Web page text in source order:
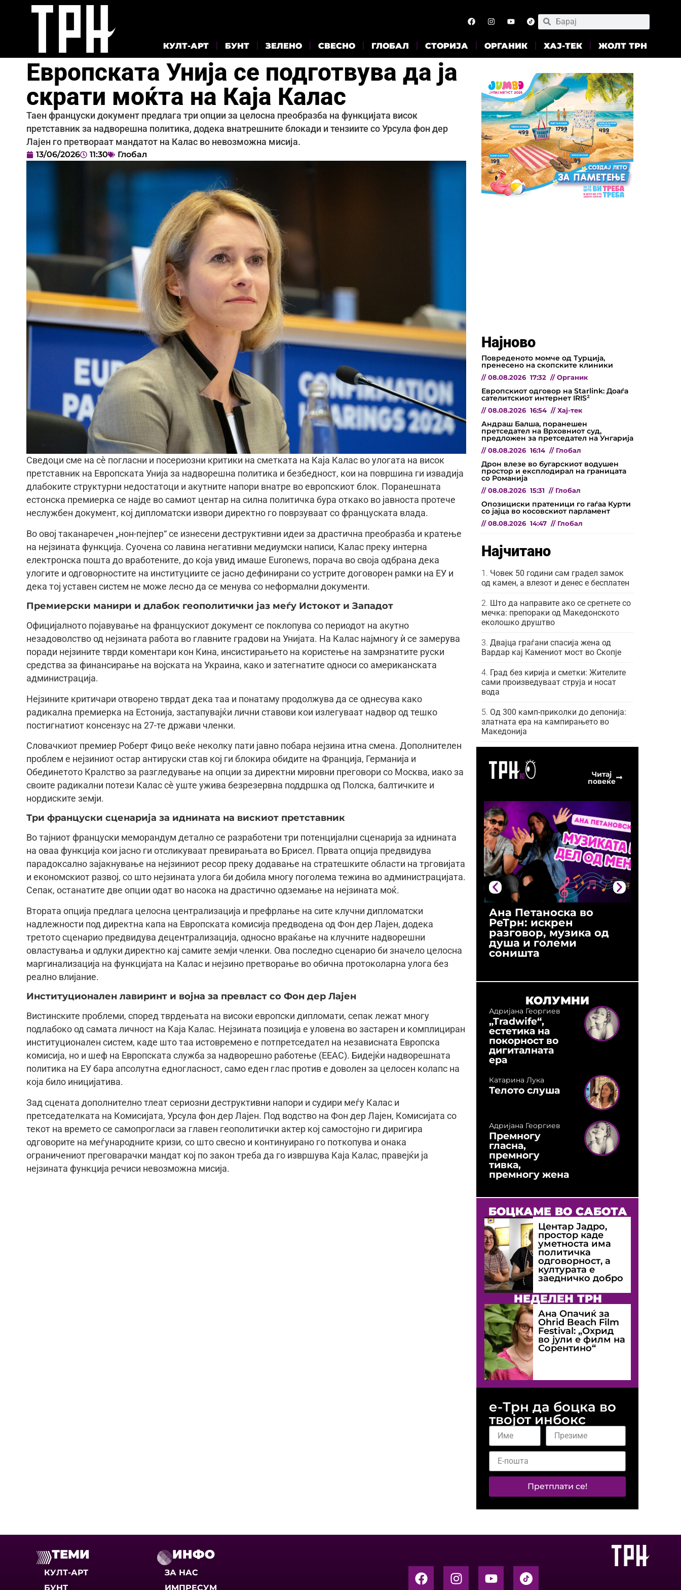
КУЛТ-АРТ БУНТ ЗЕЛЕНО СВЕСНО ГЛОБАЛ СТОРИЈА ОРГАНИК ХАЈ-ТЕК ЖОЛТ ТРН
Европската Унија се подготвува да ја
скрати моќта на Каја Калас
Таен француски документ предлага три опции за целосна преобразба на функцијата висок
претставник за надворешна политика, додека внатрешните блокади и тензиите со Урсула фон дер
Лајен го претвораат мандатот на Калас во невозможна мисија.
13/06/2026 11:30 Глобал
Сведоци сме на сè погласни и посериозни критики на сметката на Каја Калас во улогата на висок
претставник на Европската Унија за надворешна политика и безбедност, кои на површина ги извадија
длабоките структурни недостатоци и акутните напори внатре во европскиот блок. Поранешната
естонска премиерка се најде во самиот центар на силна политичка бура откако во јавноста протече
неслужбен документ, кој дипломатски извори директно го поврзуваат со француската влада.
Во овој таканаречен „нон-пејпер“ се изнесени деструктивни идеи за драстична преобразба и кратење
на нејзината функција. Суочена со лавина негативни медиумски написи, Калас преку интерна
електронска пошта до вработените, до која увид имаше Euronews, порача во своја одбрана дека
улогите и одговорностите на институциите се јасно дефинирани со устрите договорен рамки на ЕУ и
дека тој уставен систем не може лесно да се менува со неформални документи.
Премиерски манири и длабок геополитички јаз меѓу Истокот и Западот
Официјалното појавување на францускиот документ се поклопува со периодот на акутно
незадоволство од нејзината работа во главните градови на Унијата. На Калас најмногу ѝ се замерува
поради нејзините тврди коментари кон Кина, инсистирањето на користење на замрзнатите руски
средства за финансирање на војската на Украина, како и затегнатите односи со американската
администрација.
Нејзините критичари отворено тврдат дека таа и понатаму продолжува да се однесува како
радикална премиерка на Естонија, застапувајќи лични ставови кои излегуваат надвор од тешко
постигнатиот консензус на 27-те држави членки.
Словачкиот премиер Роберт Фицо веќе неколку пати јавно побара нејзина итна смена. Дополнителен
проблем е нејзиниот остар антируски став кој ги блокира обидите на Франција, Германија и
Обединетото Кралство за разгледување на опции за директни мировни преговори со Москва, иако за
своите радикални потези Калас сè уште ужива безрезервна поддршка од Полска, балтичките и
нордиските земји.
Три француски сценарија за иднината на вискиот претставник
Во тајниот француски меморандум детално се разработени три потенцијални сценарија за иднината
на оваа функција кои јасно ги отсликуваат превирањата во Брисел. Првата опција предвидува
парадоксално зајакнување на нејзиниот ресор преку додавање на стратешките области на трговијата
и економскиот развој, со што нејзината улога би добила многу поголема тежина во администрацијата.
Сепак, останатите две опции одат во насока на драстично одземање на нејзината моќ.
Втората опција предлага целосна централизација и префрлање на сите клучни дипломатски
надлежности под директна капа на Европската комисија предводена од Фон дер Лајен, додека
третото сценарио предвидува децентрализација, односно враќање на клучните надворешни
овластувања и одлуки директно кај самите земји членки. Ова последно сценарио би значело целосна
маргинализација на функцијата на Калас и нејзино претворање во обична протоколарна улога без
реално влијание.
Институционален лавиринт и војна за превласт со Фон дер Лајен
Вистинските проблеми, според тврдењата на високи европски дипломати, сепак лежат многу
подлабоко од самата личност на Каја Калас. Нејзината позиција е уловена во застарен и комплициран
институционален систем, каде што таа истовремено е потпретседател на независната Европска
комисија, но и шеф на Европската служба за надворешно работење (ЕЕАС). Бидејќи надворешната
политика на ЕУ бара апсолутна едногласност, само еден глас против е доволен за целосен колапс на
која било иницијатива.
Зад сцената дополнително тлеат сериозни деструктивни напори и судири меѓу Калас и
претседателката на Комисијата, Урсула фон дер Лајен. Под водство на Фон дер Лајен, Комисијата со
текот на времето се самопрогласи за главен геополитички актер кој самостојно ги диригира
одговорите на меѓународните кризи, со што свесно и континуирано го поткопува и онака
ограничениот преговарачки мандат кој по закон треба да го извршува Каја Калас, правејќи ја
нејзината функција речиси невозможна мисија.
Најново
Повреденото момче од Турција,
пренесено на скопските клиники
// 08.08.2026 17:32 // Органик
Европскиот одговор на Starlink: Доаѓа
сателитскиот интернет IRIS²
// 08.08.2026 16:54 // Хај-тек
Андраш Балша, поранешен
претседател на Врховниот суд,
предложен за претседател на Унгарија
// 08.08.2026 16:14 // Глобал
Дрон влезе во бугарскиот водушен
простор и експлодирал на границата
со Романија
// 08.08.2026 15:31 // Глобал
Опозициски пратеници го гаѓаа Курти
со јајца во косовскиот парламент
// 08.08.2026 14:47 // Глобал
Најчитано
Човек 50 години сам градел замок
од камен, а влезот и денес е бесплатен
Што да направите ако се сретнете со
мечка: препораки од Македонското
еколошко друштво
Двајца граѓани спасија жена од
Вардар кај Камениот мост во Скопје
Град без кирија и сметки: Жителите
сами произведуваат струја и носат
вода
Од 300 камп-приколки до депонија:
златната ера на кампирањето во
Македонија
Читај
повеќе
Ана Петаноска во
РеТрн: искрен
разговор, музика од
душа и големи
соништа
КОЛУМНИ
Адријана Георгиев
„Tradwife“,
естетика на
покорност во
дигиталната
ера
Катарина Лука
Телото слуша
Адријана Георгиев
Премногу
гласна,
премногу
тивка,
премногу жена
БОЦКАМЕ ВО САБОТА
Центар Јадро,
простор каде
уметноста има
политичка
одговорност, а
културата е
заедничко добро
НЕДЕЛЕН ТРН
Ана Опачиќ за
Оhrid Beach Film
Festival: „Охрид
во јули е филм на
Сорентино“
е-Трн да боцка во
твојот инбокс
Претплати се!
ТЕМИ
КУЛТ-АРТ
БУНТ
ИНФО
ЗА НАС
ИМПРЕСУМ